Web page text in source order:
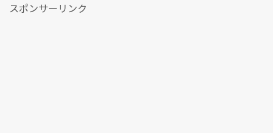
スポンサーリンク